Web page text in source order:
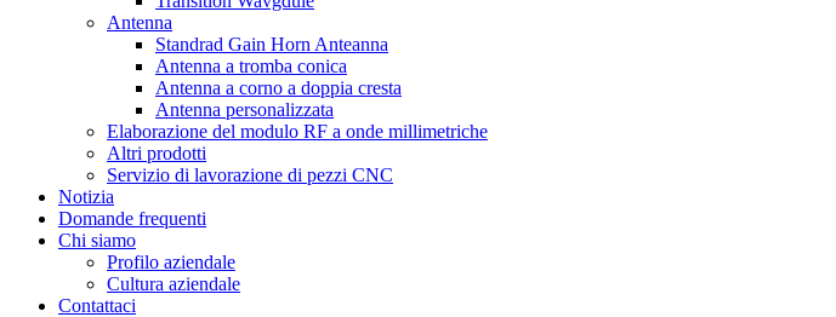
Antenna
Standrad Gain Horn Anteanna
Antenna a tromba conica
Antenna a corno a doppia cresta
Antenna personalizzata
Elaborazione del modulo RF a onde millimetriche
Altri prodotti
Servizio di lavorazione di pezzi CNC
Notizia
Domande frequenti
Chi siamo
Profilo aziendale
Cultura aziendale
Contattaci